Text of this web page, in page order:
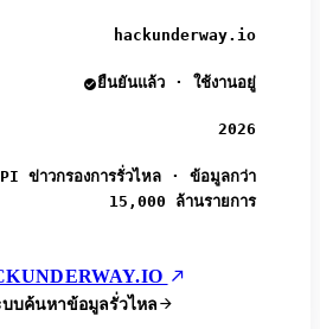
hackunderway.io
ยืนยันแล้ว · ใช้งานอยู่
2026
ข่าวกรองการรั่วไหล · ข้อมูลกว่า
15,000 ล้านรายการ
บบค้นหาข้อมูลรั่วไหล